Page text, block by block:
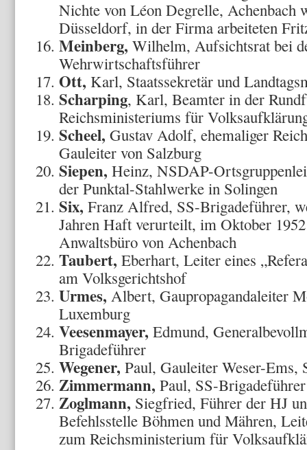
Nichte von Léon Degrelle, Achenbach
Düsseldorf, in der Firma arbeiteten
Meinberg, Wilhelm, Aufsichtsrat bei
Wehrwirtschaftsführer
Ott, Karl, Staatssekretär und
Scharping, Karl, Beamter in der
Reichsministeriums für
Scheel, Gustav Adolf, ehemaliger
Gauleiter von Salzburg
Siepen, Heinz, NSDAP-
der Punktal-Stahlwerke in Solingen
Six, Franz Alfred, SS-Brigadeführer,
Jahren Haft verurteilt, im Oktober
Anwaltsbüro von Achenbach
Taubert, Eberhart, Leiter eines
am Volksgerichtshof
Urmes, Albert, Gaupropagandaleiter
Luxemburg
Veesenmayer, Edmund,
Brigadeführer
Wegener, Paul, Gauleiter Weser-Ems,
Zimmermann, Paul, SS-Brigadeführer
Zoglmann, Siegfried, Führer der HJ
Befehlsstelle Böhmen und Mähren,
zum Reichsministerium für